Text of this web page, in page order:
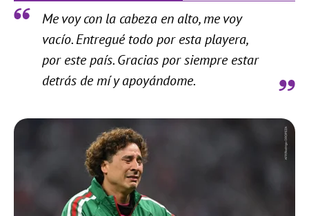
Me voy con la cabeza en alto, me voy
vacío. Entregué todo por esta playera,
por este país. Gracias por siempre estar
detrás de mí y apoyándome.